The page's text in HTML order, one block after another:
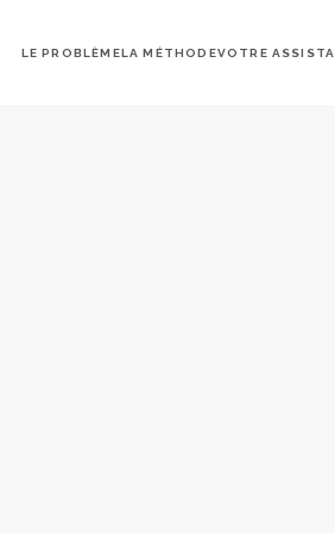
LE PROBLÈMELA MÉTHODEVOTRE